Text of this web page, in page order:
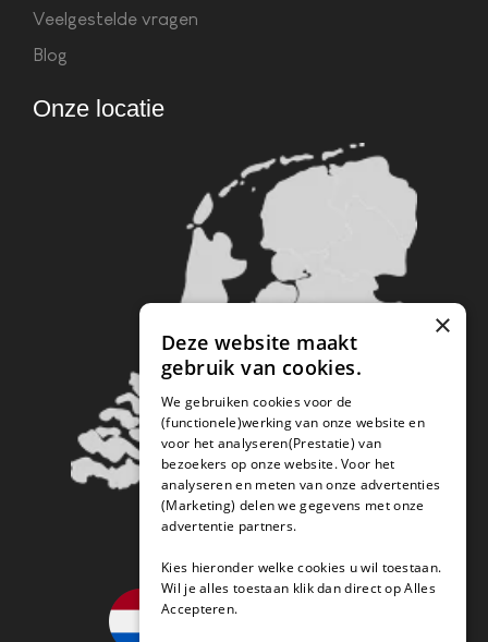
Veelgestelde vragen
Blog
Onze locatie
×
Deze website maakt
gebruik van cookies.
We gebruiken cookies voor de
(functionele)werking van onze website en
voor het analyseren(Prestatie) van
bezoekers op onze website. Voor het
analyseren en meten van onze advertenties
(Marketing) delen we gegevens met onze
advertentie partners.
Kies hieronder welke cookies u wil toestaan.
Wil je alles toestaan klik dan direct op Alles
Accepteren.